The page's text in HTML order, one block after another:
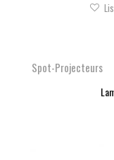
Spot-Projecteurs